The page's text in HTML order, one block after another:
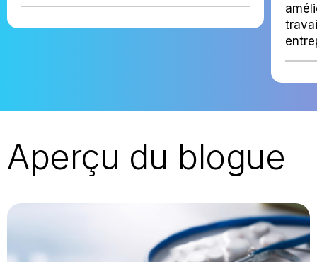
Aperçu du blogue